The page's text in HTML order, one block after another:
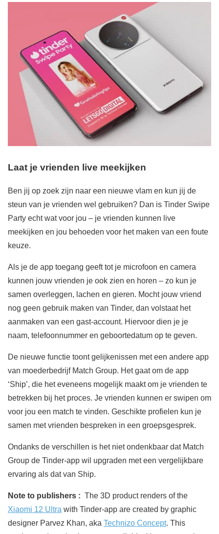
Laat je vrienden live meekijken
Ben jij op zoek zijn naar een nieuwe vlam en kun jij de
steun van je vrienden wel gebruiken? Dan is Tinder Swipe
Party echt wat voor jou – je vrienden kunnen live
meekijken en jou behoeden voor het maken van een foute
keuze.
Als je de app toegang geeft tot je microfoon en camera
kunnen jouw vrienden je ook zien en horen – zo kun je
samen overleggen, lachen en gieren. Mocht jouw vriend
nog geen gebruik maken van Tinder, dan volstaat het
aanmaken van een gast-account. Hiervoor dien je je
naam, telefoonnummer en geboortedatum op te geven.
De nieuwe functie toont gelijkenissen met een andere app
van moederbedrijf Match Group. Het gaat om de app
‘Ship’, die het eveneens mogelijk maakt om je vrienden te
betrekken bij het proces. Je vrienden kunnen er swipen om
voor jou een match te vinden. Geschikte profielen kun je
samen met vrienden bespreken in een groepsgesprek.
Ondanks de verschillen is het niet ondenkbaar dat Match
Group de Tinder-app wil upgraden met een vergelijkbare
ervaring als dat van Ship.
Note to publishers : The 3D product renders of the
Xiaomi 12 Ultra with Tinder-app are created by graphic
designer Parvez Khan, aka Technizo Concept. This